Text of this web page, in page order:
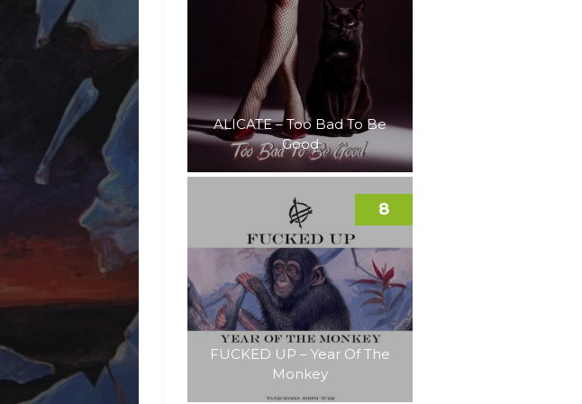
ALICATE – Too Bad To Be
Good
FUCKED UP – Year Of The
Monkey
8